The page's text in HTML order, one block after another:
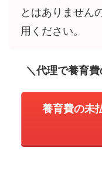
とはありません
用ください。
＼代理で養育
養育費の未